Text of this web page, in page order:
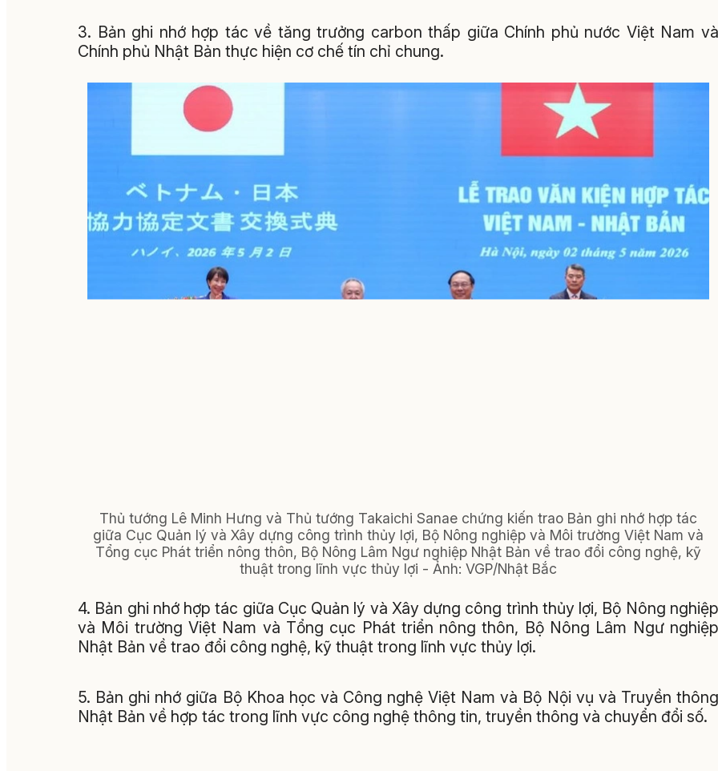
3. Bản ghi nhớ hợp tác về tăng trưởng carbon thấp giữa Chính phủ nước Việt Nam và
Chính phủ Nhật Bản thực hiện cơ chế tín chỉ chung.
Thủ tướng Lê Minh Hưng và Thủ tướng Takaichi Sanae chứng kiến trao Bản ghi nhớ hợp tác
giữa Cục Quản lý và Xây dựng công trình thủy lợi, Bộ Nông nghiệp và Môi trường Việt Nam và
Tổng cục Phát triển nông thôn, Bộ Nông Lâm Ngư nghiệp Nhật Bản về trao đổi công nghệ, kỹ
thuật trong lĩnh vực thủy lợi - Ảnh: VGP/Nhật Bắc
4. Bản ghi nhớ hợp tác giữa Cục Quản lý và Xây dựng công trình thủy lợi, Bộ Nông nghiệp
và Môi trường Việt Nam và Tổng cục Phát triển nông thôn, Bộ Nông Lâm Ngư nghiệp
Nhật Bản về trao đổi công nghệ, kỹ thuật trong lĩnh vực thủy lợi.
5. Bản ghi nhớ giữa Bộ Khoa học và Công nghệ Việt Nam và Bộ Nội vụ và Truyền thông
Nhật Bản về hợp tác trong lĩnh vực công nghệ thông tin, truyền thông và chuyển đổi số.